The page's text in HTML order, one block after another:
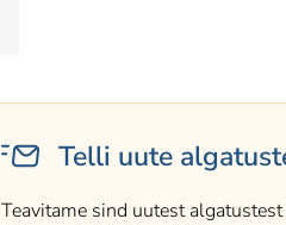
Telli uute
Teavitame sind uutest